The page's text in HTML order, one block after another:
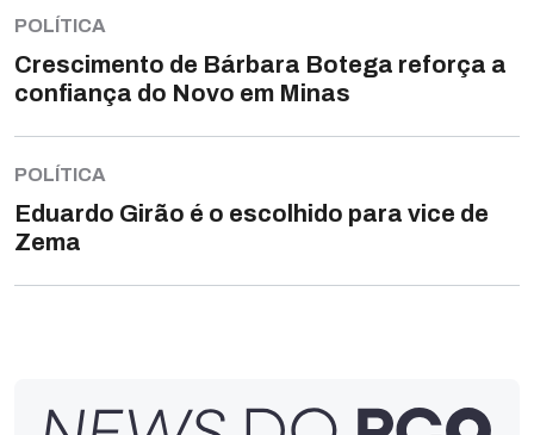
POLÍTICA
Crescimento de Bárbara Botega reforça a
confiança do Novo em Minas
POLÍTICA
Eduardo Girão é o escolhido para vice de
Zema